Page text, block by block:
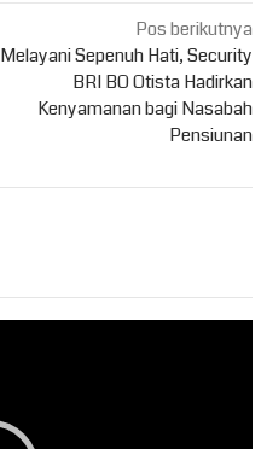
Pos berikutnya
Melayani Sepenuh Hati, Security
BRI BO Otista Hadirkan
Kenyamanan bagi Nasabah
Pensiunan